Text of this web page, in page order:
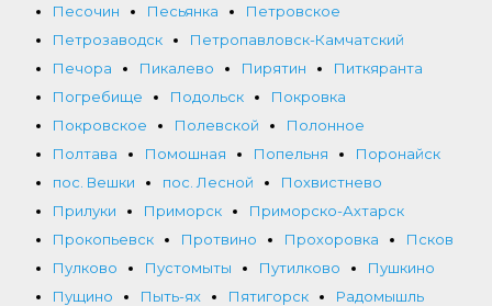
Песочин
Песьянка
Петровское
Петрозаводск
Петропавловск-Камчатский
Печора
Пикалево Пирятин
Питкяранта
Погребище
Подольск
Покровка
Покровское
Полевской
Полонное
Полтава
Помошная Попельня
Поронайск
пос. Вешки
пос. Лесной
Похвистнево
Прилуки
Приморск
Приморско-Ахтарск
Прокопьевск
Протвино Прохоровка
Псков
Пулково
Пустомыты Путилково
Пушкино
Пущино
Пыть-ях Пятигорск Радомышль